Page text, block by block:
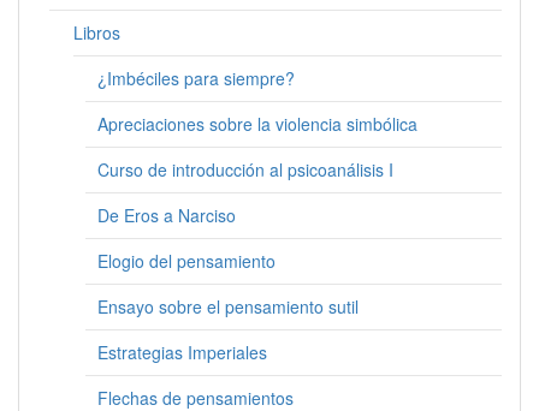
Libros
¿Imbéciles para siempre?
Apreciaciones sobre la violencia simbólica
Curso de introducción al psicoanálisis I
De Eros a Narciso
Elogio del pensamiento
Ensayo sobre el pensamiento sutil
Estrategias Imperiales
Flechas de pensamientos